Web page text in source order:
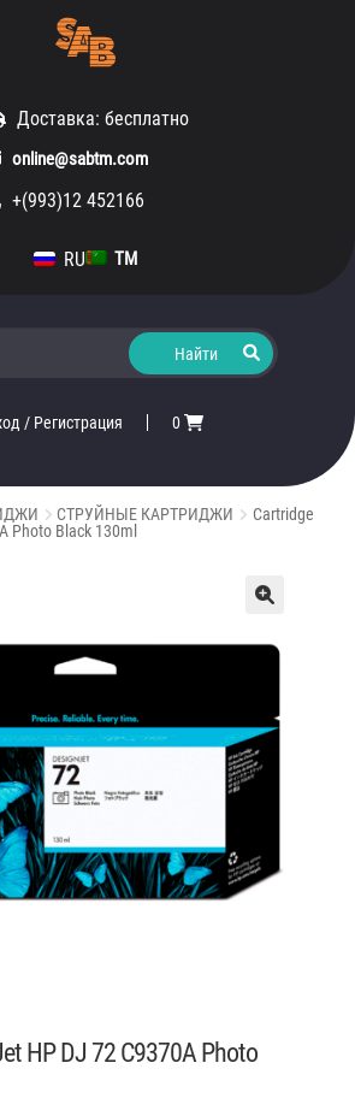
Доставка: бесплатно
online@sabtm.com
+(993)12 452166
RU TM
/ Регистрация 0
СТРУЙНЫЕ КАРТРИДЖИ
Cartridge
Photo Black 130ml
HP DJ 72 C9370A Photo